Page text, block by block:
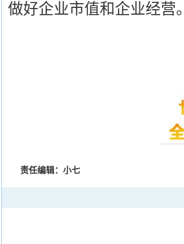
做好企业市值和企业经营。
责任编辑：小七